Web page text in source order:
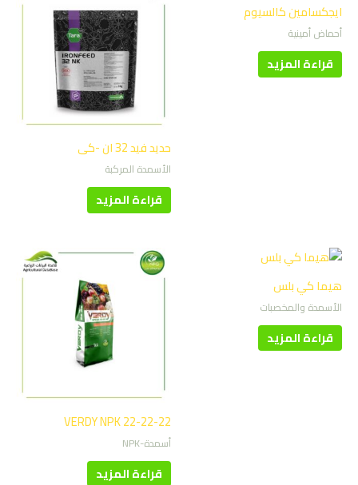
ايجكسامين كالسيوم
أحماض أمينية
قراءة المزيد
حديد فيد 32 ان -كى
الأسمدة المركبة
قراءة المزيد
هيما كي بلس
الأسمدة والمخصبات
قراءة المزيد
VERDY NPK 22-22-22
أسمدة-NPK
قراءة المزيد